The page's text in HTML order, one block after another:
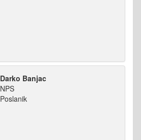
Darko Banjac
NPS
Poslanik